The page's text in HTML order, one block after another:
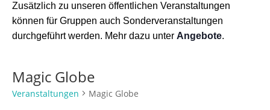
Zusätzlich zu unseren öffentlichen Veranstaltungen
können für Gruppen auch Sonderveranstaltungen
durchgeführt werden. Mehr dazu unter Angebote.
Magic Globe
Veranstaltungen Magic Globe